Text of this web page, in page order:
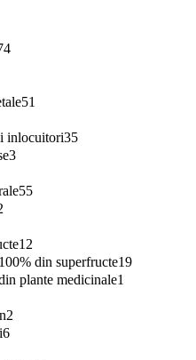
51
inlocuitori35
3
55
12
din superfructe19
plante medicinale1
2
6